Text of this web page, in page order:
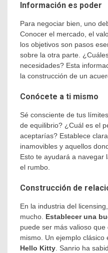
Información es poder
Para negociar bien, uno
Conocer el mercado, el
los objetivos son pasos
sobre la otra parte.
necesidades? Esta
la construcción de un
Conócete a ti mismo
Sé consciente de tus
de equilibrio? ¿Cuál es el
aceptarías? Establece
inamovibles y aquellos
Esto te ayudará a navegar
el rumbo.
Construcción de
En la industria del
mucho. Establecer una
puede ser más valioso
mismo. Un ejemplo clásico
Hello Kitty. Sanrio ha